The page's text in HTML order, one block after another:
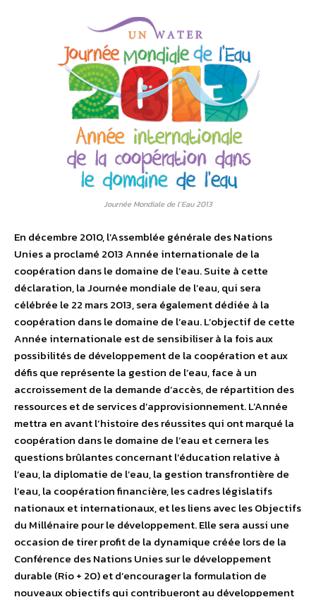
Journée Mondiale de l’Eau 2013
En décembre 2010, l’Assemblée générale des Nations
Unies a proclamé 2013 Année internationale de la
coopération dans le domaine de l’eau. Suite à cette
déclaration, la Journée mondiale de l’eau, qui sera
célébrée le 22 mars 2013, sera également dédiée à la
coopération dans le domaine de l’eau. L’objectif de cette
Année internationale est de sensibiliser à la fois aux
possibilités de développement de la coopération et aux
défis que représente la gestion de l’eau, face à un
accroissement de la demande d’accès, de répartition des
ressources et de services d’approvisionnement. L’Année
mettra en avant l’histoire des réussites qui ont marqué la
coopération dans le domaine de l’eau et cernera les
questions brûlantes concernant l’éducation relative à
l’eau, la diplomatie de l’eau, la gestion transfrontière de
l’eau, la coopération financière, les cadres législatifs
nationaux et internationaux, et les liens avec les Objectifs
du Millénaire pour le développement. Elle sera aussi une
occasion de tirer profit de la dynamique créée lors de la
Conférence des Nations Unies sur le développement
durable (Rio + 20) et d’encourager la formulation de
nouveaux objectifs qui contribueront au développement